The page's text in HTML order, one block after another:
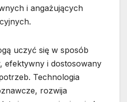
i angażujących
uczyć się w sposób
efektywny i dostosowany
Technologia
rozwija